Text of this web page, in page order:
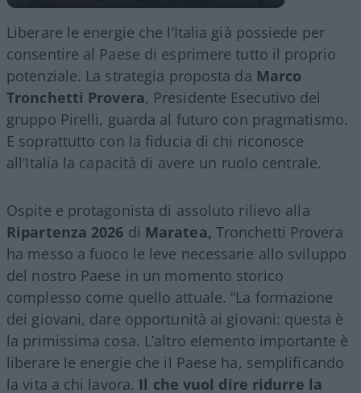
Liberare le energie che l’Italia già possiede per
consentire al Paese di esprimere tutto il proprio
potenziale. La strategia proposta da Marco
Tronchetti Provera, Presidente Esecutivo del
gruppo Pirelli, guarda al futuro con pragmatismo.
E soprattutto con la fiducia di chi riconosce
all’Italia la capacità di avere un ruolo centrale.
Ospite e protagonista di assoluto rilievo alla
Ripartenza 2026 di Maratea, Tronchetti Provera
ha messo a fuoco le leve necessarie allo sviluppo
del nostro Paese in un momento storico
complesso come quello attuale. “La formazione
dei giovani, dare opportunità ai giovani: questa è
la primissima cosa. L’altro elemento importante è
liberare le energie che il Paese ha, semplificando
la vita a chi lavora. Il che vuol dire ridurre la